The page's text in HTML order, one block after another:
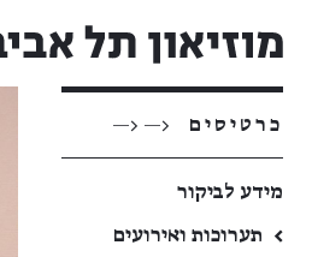
כרטיסים <— <—
מידע לביקור
←
תערוכות ואירועים